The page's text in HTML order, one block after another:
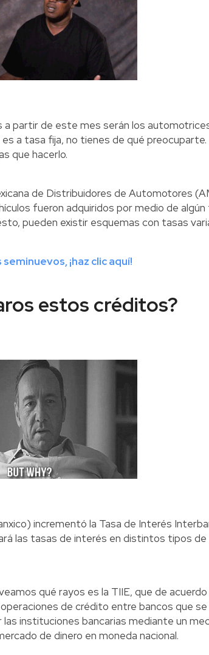
partir de este mes serán los
a tasa fija, no tienes de qué preocuparte.
que hacerlo.
de Distribuidores de Automotores
fueron adquiridos por medio de
pueden existir esquemas con tasas
¡haz clic aquí!
estos créditos?
incrementó la Tasa de Interés
las tasas de interés en distintos tipos
qué rayos es la TIIE, que de acuerdo
de crédito entre bancos que se
instituciones bancarias mediante un
de dinero en moneda nacional.